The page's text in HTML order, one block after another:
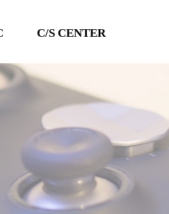
C/S CENTER
이벤트
Q&A
자료실
A/S 문의